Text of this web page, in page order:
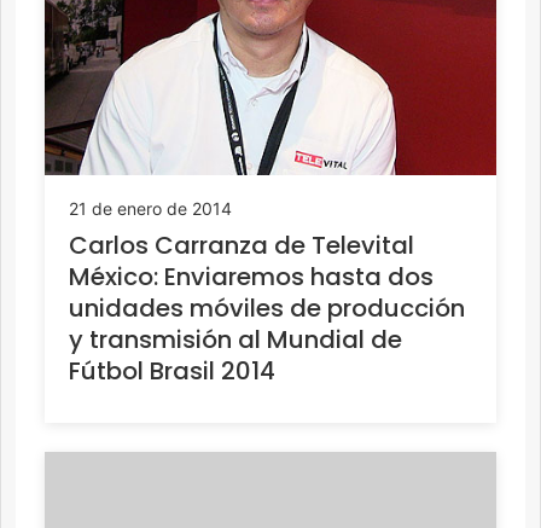
21 de enero de 2014
Carlos Carranza de Televital
México: Enviaremos hasta dos
unidades móviles de producción
y transmisión al Mundial de
Fútbol Brasil 2014